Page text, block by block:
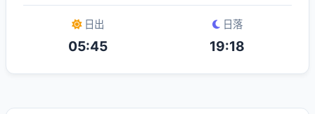
日出
05:45
日落
19:18